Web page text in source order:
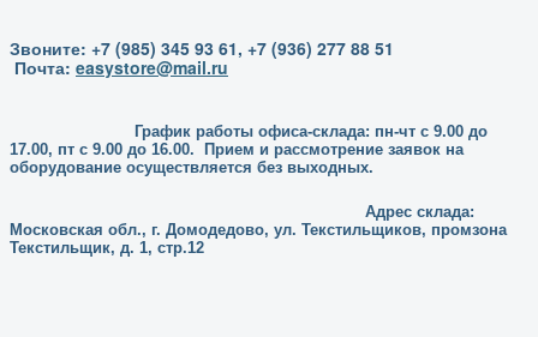
Звоните: +7 (985) 345 93 61, +7 (936) 277 88 51
Почта: easystore@mail.ru
График работы офиса-склада: пн-чт с 9.00 до
17.00, пт с 9.00 до 16.00. Прием и рассмотрение заявок на
оборудование осуществляется без выходных.
Адрес склада:
Московская обл., г. Домодедово, ул. Текстильщиков, промзона
Текстильщик, д. 1, стр.12